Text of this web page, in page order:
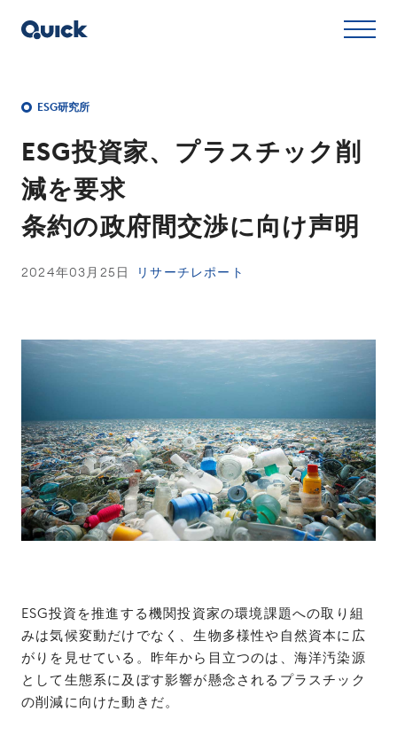
ESG研究所
ESG投資家、プラスチック削
減を要求
条約の政府間交渉に向け声明
2024年03月25日 リサーチレポート
ESG投資を推進する機関投資家の環境課題への取り組
みは気候変動だけでなく、生物多様性や自然資本に広
がりを見せている。昨年から目立つのは、海洋汚染源
として生態系に及ぼす影響が懸念されるプラスチック
の削減に向けた動きだ。